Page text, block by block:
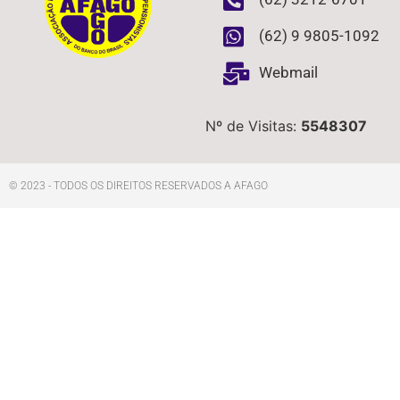
(62) 9 9805-1092
Webmail
Nº de Visitas: 5548307
© 2023 - TODOS OS DIREITOS RESERVADOS A AFAGO